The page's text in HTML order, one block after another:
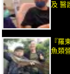
及 醫
『羅
魚類